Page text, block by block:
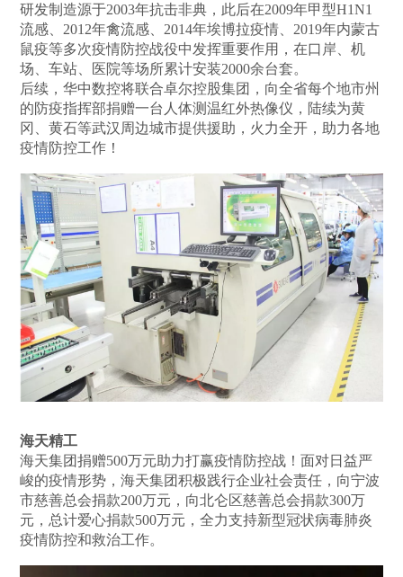
研发制造源于2003年抗击非典，此后在2009年甲型H1N1
流感、2012年禽流感、2014年埃博拉疫情、2019年内蒙古
鼠疫等多次疫情防控战役中发挥重要作用，在口岸、机
场、车站、医院等场所累计安装2000余台套。
后续，华中数控将联合卓尔控股集团，向全省每个地市州
的防疫指挥部捐赠一台人体测温红外热像仪，陆续为黄
冈、黄石等武汉周边城市提供援助，火力全开，助力各地
疫情防控工作！
海天精工
海天集团捐赠500万元助力打赢疫情防控战！面对日益严
峻的疫情形势，海天集团积极践行企业社会责任，向宁波
市慈善总会捐款200万元，向北仑区慈善总会捐款300万
元，总计爱心捐款500万元，全力支持新型冠状病毒肺炎
疫情防控和救治工作。